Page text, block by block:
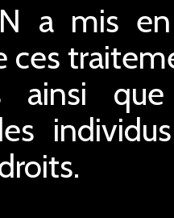
a mis
ces
ainsi